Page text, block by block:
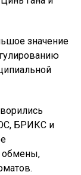
значение
БРИКС и
обмены,